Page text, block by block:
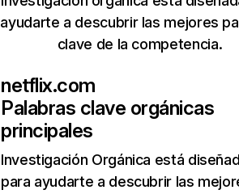
ayudarte a descubrir las mejores
clave de la competencia.
netflix.com
Palabras clave orgánicas
principales
Investigación Orgánica está
para ayudarte a descubrir las